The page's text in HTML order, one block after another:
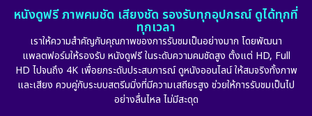
หนังดูฟรี ภาพคมชัด เสียงชัด รองรับทุกอุปกรณ์ ดูได้ทุกที่
ทุกเวลา
เราให้ความสำคัญกับคุณภาพของการรับชมเป็นอย่างมาก โดยพัฒนา
แพลตฟอร์มให้รองรับ หนังดูฟรี ในระดับความคมชัดสูง ตั้งแต่ HD, Full
HD ไปจนถึง 4K เพื่อยกระดับประสบการณ์ ดูหนังออนไลน์ ให้สมจริงทั้งภาพ
และเสียง ควบคู่กับระบบสตรีมมิ่งที่มีความเสถียรสูง ช่วยให้การรับชมเป็นไป
อย่างลื่นไหล ไม่มีสะดุด